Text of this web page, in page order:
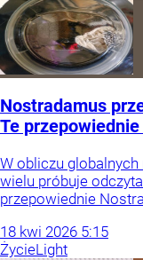
Nostradamus
Te
W obliczu globalnych
wielu próbuje
przepowiednie
18 kwi 2026 5:15
ŻycieLight